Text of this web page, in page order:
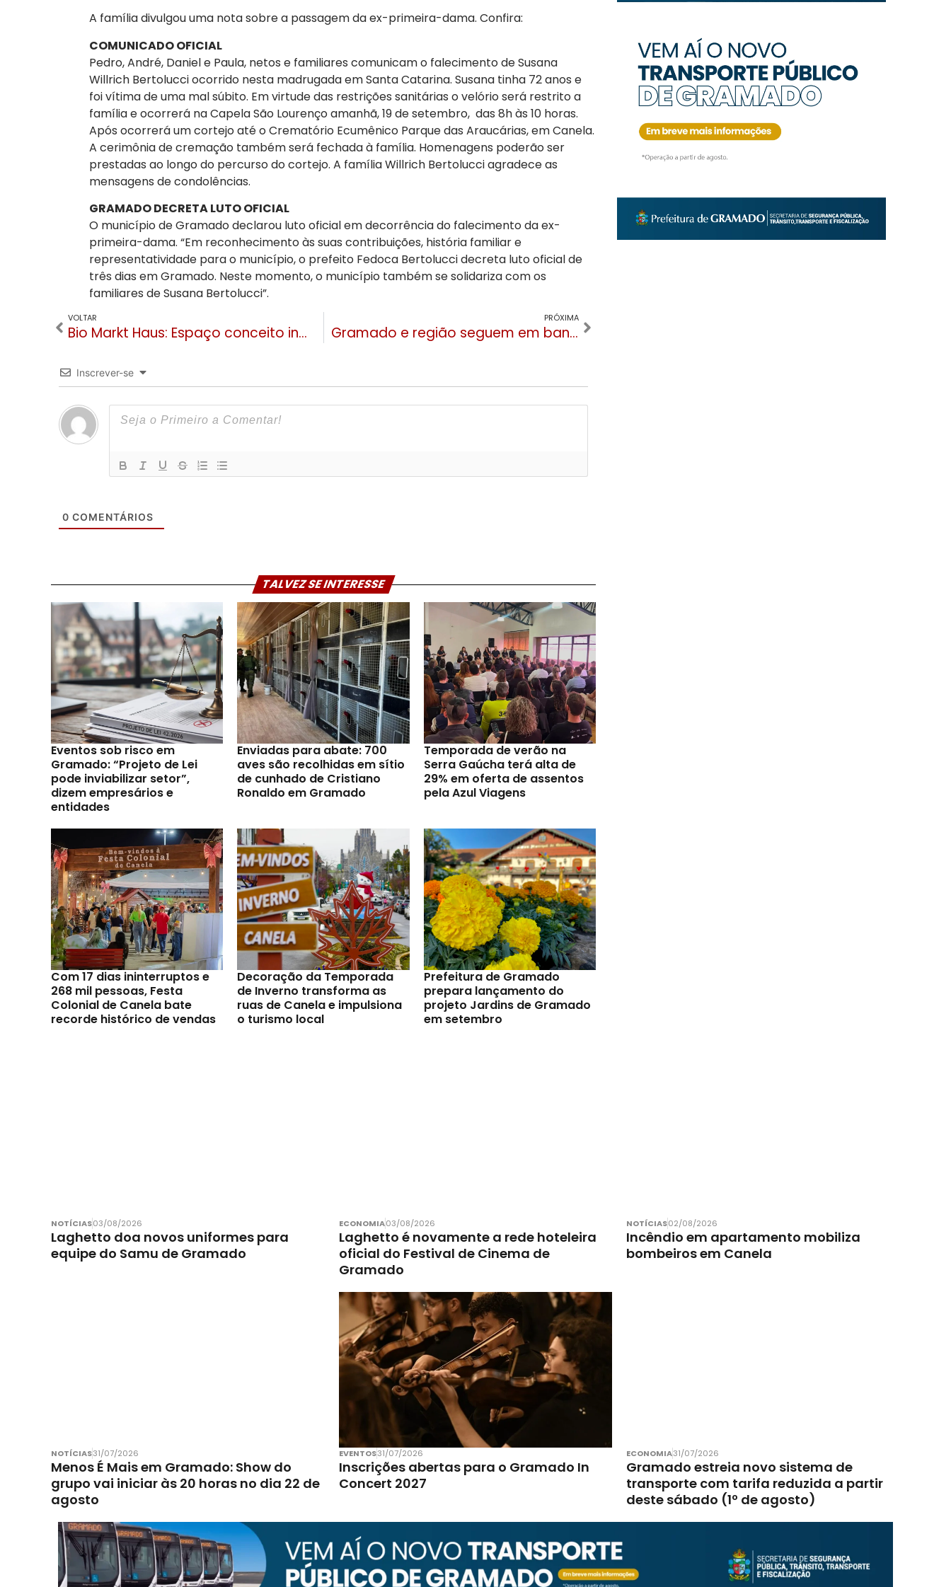
A família divulgou uma nota sobre a passagem da ex-primeira-dama. Confira:
COMUNICADO OFICIAL
Pedro, André, Daniel e Paula, netos e familiares comunicam o falecimento de Susana
Willrich Bertolucci ocorrido nesta madrugada em Santa Catarina. Susana tinha 72 anos e
foi vítima de uma mal súbito. Em virtude das restrições sanitárias o velório será restrito a
família e ocorrerá na Capela São Lourenço amanhã, 19 de setembro, das 8h às 10 horas.
Após ocorrerá um cortejo até o Crematório Ecumênico Parque das Araucárias, em Canela.
A cerimônia de cremação também será fechada à família. Homenagens poderão ser
prestadas ao longo do percurso do cortejo. A família Willrich Bertolucci agradece as
mensagens de condolências.
GRAMADO DECRETA LUTO OFICIAL
O município de Gramado declarou luto oficial em decorrência do falecimento da ex-
primeira-dama. “Em reconhecimento às suas contribuições, história familiar e
representatividade para o município, o prefeito Fedoca Bertolucci decreta luto oficial de
três dias em Gramado. Neste momento, o município também se solidariza com os
familiares de Susana Bertolucci”.
VOLTAR
Bio Markt Haus: Espaço conceito inaugura no mês de novembro em Gramado
PRÓXIMA
Gramado e região seguem em bandeira laranja diz Governo do RS
Inscrever-se
0 COMENTÁRIOS
TALVEZ SE INTERESSE
Eventos sob risco em
Gramado: “Projeto de Lei
pode inviabilizar setor”,
dizem empresários e
entidades
Enviadas para abate: 700
aves são recolhidas em sítio
de cunhado de Cristiano
Ronaldo em Gramado
Temporada de verão na
Serra Gaúcha terá alta de
29% em oferta de assentos
pela Azul Viagens
Com 17 dias ininterruptos e
268 mil pessoas, Festa
Colonial de Canela bate
recorde histórico de vendas
Decoração da Temporada
de Inverno transforma as
ruas de Canela e impulsiona
o turismo local
Prefeitura de Gramado
prepara lançamento do
projeto Jardins de Gramado
em setembro
NOTÍCIAS03/08/2026
Laghetto doa novos uniformes para
equipe do Samu de Gramado
ECONOMIA03/08/2026
Laghetto é novamente a rede hoteleira
oficial do Festival de Cinema de
Gramado
NOTÍCIAS02/08/2026
Incêndio em apartamento mobiliza
bombeiros em Canela
NOTÍCIAS31/07/2026
Menos É Mais em Gramado: Show do
grupo vai iniciar às 20 horas no dia 22 de
agosto
EVENTOS31/07/2026
Inscrições abertas para o Gramado In
Concert 2027
ECONOMIA31/07/2026
Gramado estreia novo sistema de
transporte com tarifa reduzida a partir
deste sábado (1º de agosto)